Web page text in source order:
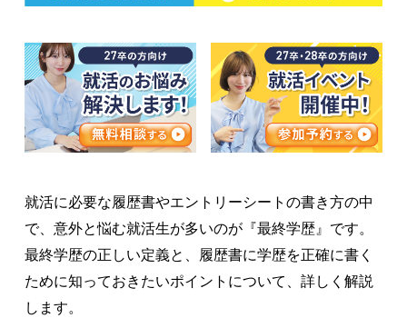
就活に必要な履歴書やエントリーシートの書き方の中
で、意外と悩む就活生が多いのが『最終学歴』です。
最終学歴の正しい定義と、履歴書に学歴を正確に書く
ために知っておきたいポイントについて、詳しく解説
します。